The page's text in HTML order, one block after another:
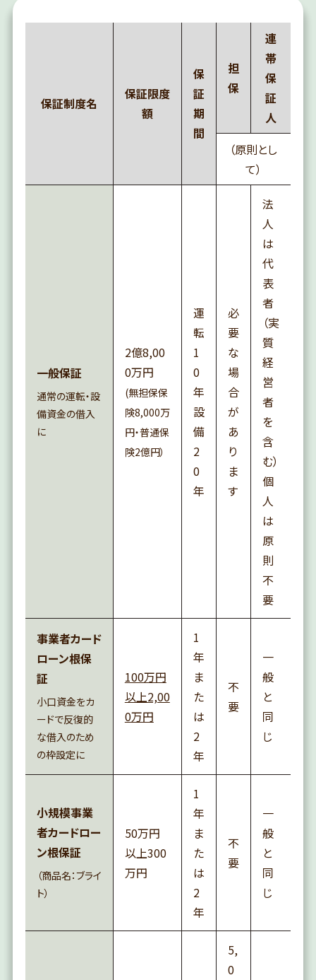
保証制度名
保証限度
額
保
証
期
間
担
保
連
帯
保
証
人
（原則とし
て）
一般保証
通常の運転・設
備資金の借入
に
2億8,00
0万円
(無担保保
険8,000万
円・普通保
険2億円）
運
転
1
0
年
設
備
2
0
年
必
要
な
場
合
が
あ
り
ま
す
法
人
は
代
表
者
（実
質
経
営
者
を
含
む）
個
人
は
原
則
不
要
事業者カード
ローン根保
証
小口資金をカ
ードで反復的
な借入のため
の枠設定に
100万円
以上2,00
0万円
1
年
ま
た
は
2
年
不
要
一
般
と
同
じ
小規模事業
者カードロー
ン根保証
（商品名：ブライ
ト）
50万円
以上300
万円
1
年
ま
た
は
2
年
不
要
一
般
と
同
じ
5,
0